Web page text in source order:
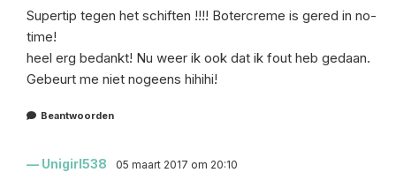
Supertip tegen het schiften !!!! Botercreme is gered in no-
time!
heel erg bedankt! Nu weer ik ook dat ik fout heb gedaan.
Gebeurt me niet nogeens hihihi!
Beantwoorden
Unigirl538 05 maart 2017 om 20:10